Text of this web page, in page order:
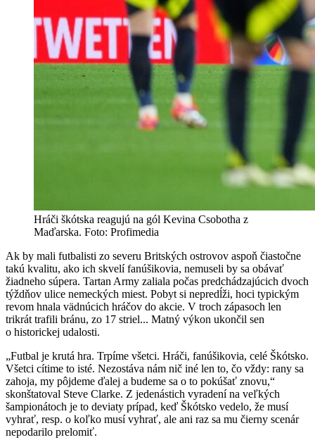
Hráči škótska reagujú na gól Kevina Csobotha z
Maďarska. Foto: Profimedia
Ak by mali futbalisti zo severu Britských ostrovov aspoň čiastočne
takú kvalitu, ako ich skvelí fanúšikovia, nemuseli by sa obávať
žiadneho súpera. Tartan Army zaliala počas predchádzajúcich dvoch
týždňov ulice nemeckých miest. Pobyt si nepredĺži, hoci typickým
revom hnala vädnúcich hráčov do akcie. V troch zápasoch len
trikrát trafili bránu, zo 17 striel... Matný výkon ukončil sen
o historickej udalosti.
„Futbal je krutá hra. Trpíme všetci. Hráči, fanúšikovia, celé Škótsko.
Všetci cítime to isté. Nezostáva nám nič iné len to, čo vždy: rany sa
zahoja, my pôjdeme ďalej a budeme sa o to pokúšať znovu,“
skonštatoval Steve Clarke. Z jedenástich vyradení na veľkých
šampionátoch je to deviaty prípad, keď Škótsko vedelo, že musí
vyhrať, resp. o koľko musí vyhrať, ale ani raz sa mu čierny scenár
nepodarilo prelomiť.